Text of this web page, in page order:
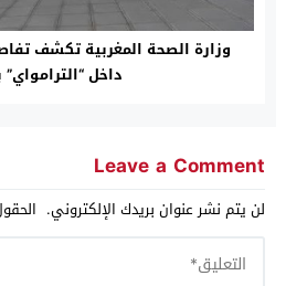
وزارة الصحة المغربية تكشف
داخل “الترامواي”
Leave a Comment
لن يتم نشر عنوان بريدك الإلكتروني.